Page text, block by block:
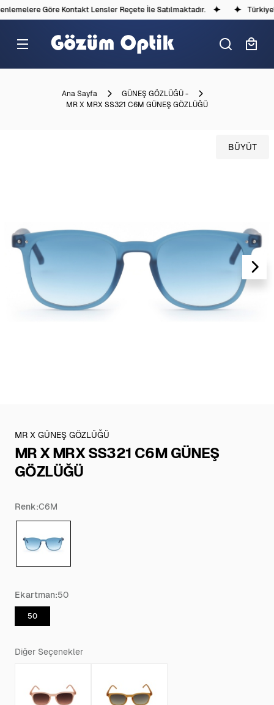
Göre Kontakt Lensler Reçete İle Satılmaktadır.
Ana Sayfa
GÜNEŞ GÖZLÜĞÜ -
MR X MRX SS321 C6M GÜNEŞ GÖZLÜĞÜ
BÜYÜT
MR X GÜNEŞ GÖZLÜĞÜ
MR X MRX SS321 C6M GÜNEŞ
GÖZLÜĞÜ
Renk:C6M
Ekartman:50
50
Diğer Seçenekler